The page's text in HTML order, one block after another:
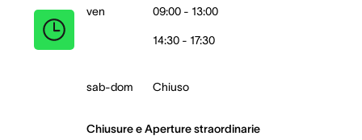
ven 09:00 - 13:00
14:30 - 17:30
sab-dom Chiuso
Chiusure e Aperture straordinarie